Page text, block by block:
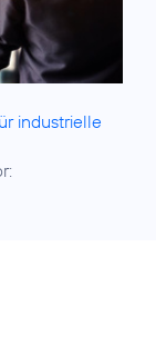
industrielle